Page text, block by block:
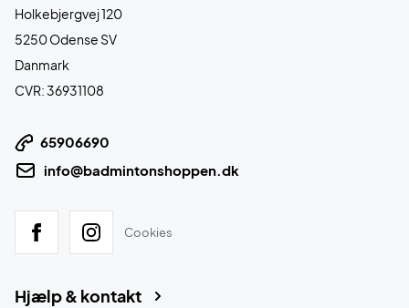
Holkebjergvej 120
5250 Odense SV
Danmark
CVR: 36931108
65906690
info@badmintonshoppen.dk
Cookies
Hjælp & kontakt